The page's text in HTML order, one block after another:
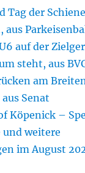
Tag der
aus
auf der
steht, aus
am
Senat
Köpenick –
weitere
im August